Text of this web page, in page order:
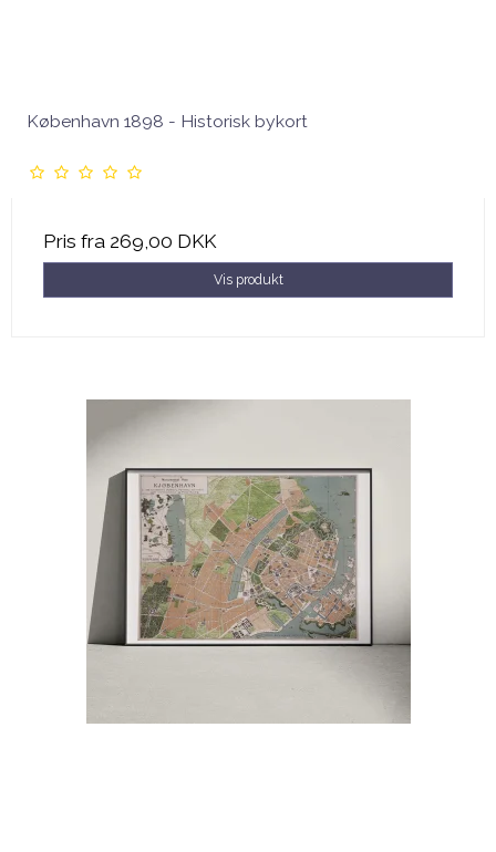
København 1898 - Historisk bykort
Pris fra 269,00 DKK
Vis produkt